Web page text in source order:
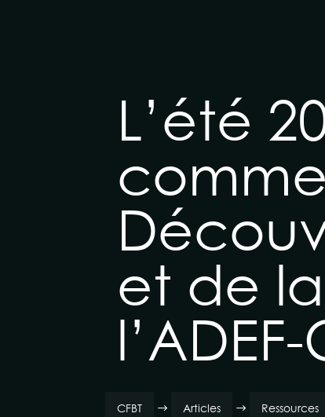
L’été
et de
l’ADEF-
CFBT $ Articles $ Ressources